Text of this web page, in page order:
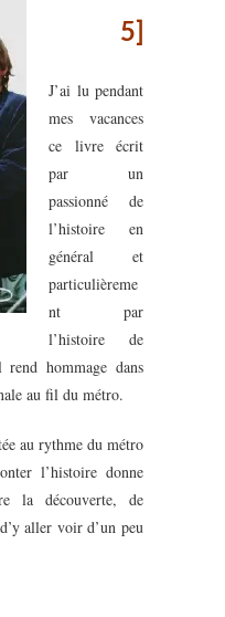
5]
J’ai lu pendant
mes vacances
ce livre écrit
par un
passionné de
l’histoire en
général et
particulièreme
nt par
l’histoire de
hommage dans
au fil du métro.
au rythme du métro
l’histoire donne
la découverte, de
aller voir d’un peu